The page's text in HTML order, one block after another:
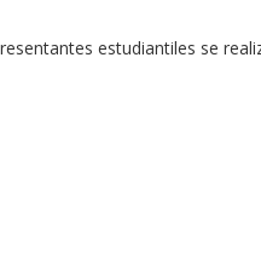
estudiantiles se